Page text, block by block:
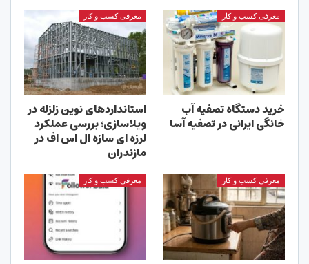
معرفی کسب و کار
خرید دستگاه تصفیه آب
خانگی ایرانی در تصفیه آسا
معرفی کسب و کار
استانداردهای نوین زلزله در
ویلاسازی؛ بررسی عملکرد
لرزه ای سازه ال اس اف در
مازندران
معرفی کسب و کار معرفی کسب و کار